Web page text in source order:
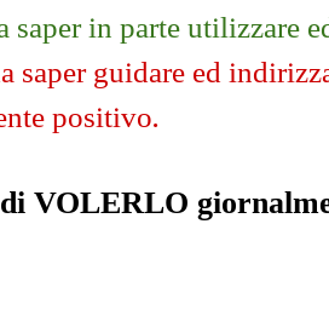
saper in parte utilizzare
saper guidare ed
positivo.
VOLERLO